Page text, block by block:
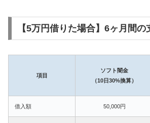
【5万円借りた場合】6ヶ月間の
項目
ソフト闇金
（10日30%換算）
借入額 50,000円